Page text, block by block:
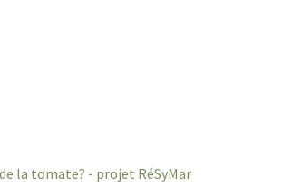
la tomate? - projet RéSyMar